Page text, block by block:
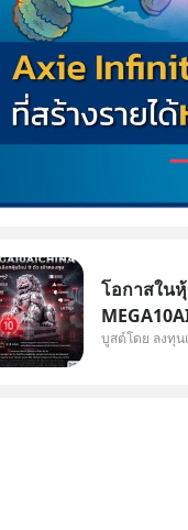
โอกาสใน
กองทุน.. ค
บูสต์โดย ลงทุ